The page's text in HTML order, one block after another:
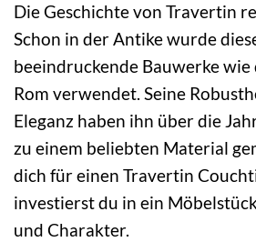
Die Geschichte von Travertin
Schon in der Antike wurde
beeindruckende Bauwerke wie
Rom verwendet. Seine
Eleganz haben ihn über die
zu einem beliebten Material
dich für einen Travertin
investierst du in ein
und Charakter.